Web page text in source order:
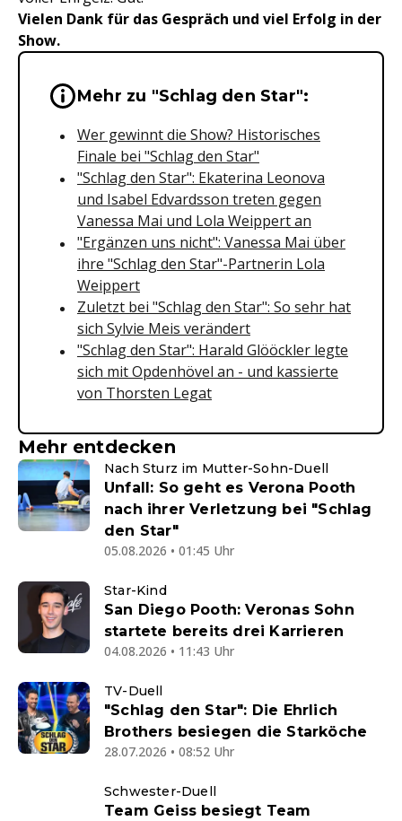
Vielen Dank für das Gespräch und viel Erfolg in der
Show.
Wichtige Hinweise &
Mehr zu "Schlag den Star":
Wer gewinnt die Show? Historisches
Finale bei "Schlag den Star"
"Schlag den Star": Ekaterina Leonova
und Isabel Edvardsson treten gegen
Vanessa Mai und Lola Weippert an
"Ergänzen uns nicht": Vanessa Mai über
ihre "Schlag den Star"-Partnerin Lola
Weippert
Zuletzt bei "Schlag den Star": So sehr hat
sich Sylvie Meis verändert
"Schlag den Star": Harald Glööckler legte
sich mit Opdenhövel an - und kassierte
von Thorsten Legat
Mehr entdecken
Nach Sturz im Mutter-Sohn-Duell
Unfall: So geht es Verona Pooth
nach ihrer Verletzung bei "Schlag
den Star"
05.08.2026 • 01:45 Uhr
Star-Kind
San Diego Pooth: Veronas Sohn
startete bereits drei Karrieren
04.08.2026 • 11:43 Uhr
TV-Duell
"Schlag den Star": Die Ehrlich
Brothers besiegen die Starköche
28.07.2026 • 08:52 Uhr
Schwester-Duell
Team Geiss besiegt Team